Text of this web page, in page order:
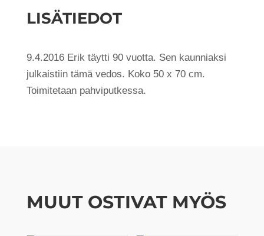
LISÄTIEDOT
9.4.2016 Erik täytti 90 vuotta. Sen kaunniaksi
julkaistiin tämä vedos. Koko 50 x 70 cm.
Toimitetaan pahviputkessa.
MUUT OSTIVAT MYÖS